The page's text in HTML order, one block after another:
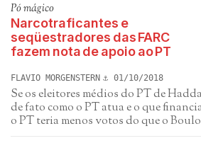
Pó mágico
Narcotraficantes e
seqüestradores das FARC
fazem nota de apoio ao PT
FLAVIO MORGENSTERN 01/10/2018
Se os eleitores médios do PT de
de fato como o PT atua e o que
o PT teria menos votos do que o